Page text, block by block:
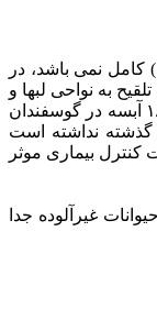
اخیرا واكسنی جهت پیشگیری از بیماری تحت عنوان Case-Buc R ساخته شده است این محصول صرفا جهت مصرف در گوسفند و بز می باشد و مصرف آن در بز توام با مصونیت( Safety) كامل نمی باشد، در
به نواحی لبها و
پوست گوسفندان به كار بردند و بیست هفته پس از مایه كوبی گوسفندان كشتار شده و لاشه ها از نظر وجود آبسه ها چك شدند، گوسفندان واكسینه بطور متوسط ۳ آبسه در مقایسه با ۱/۳۳ آبسه در گوسفندان
گذشته نداشته است
كنترل بیماری موثر
غیرآلوده جدا